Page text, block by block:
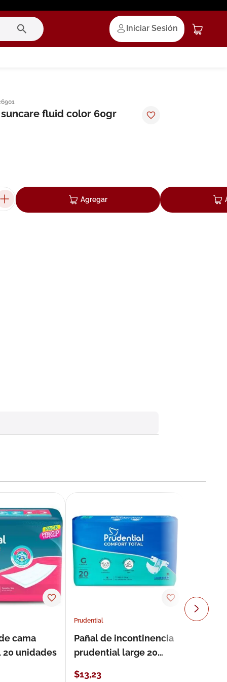
Iniciar Sesión
fluid color 60gr
Agregar
cama
unidades
Prudential
Pañal de incontinencia
prudential large 20
$13,23